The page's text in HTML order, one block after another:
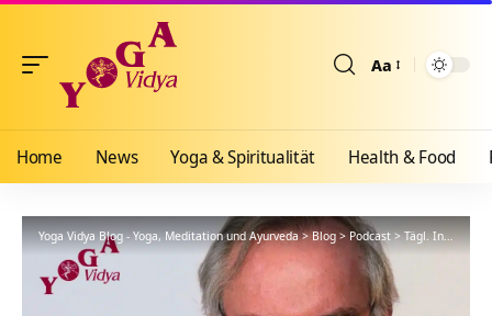
Aa
Home News Yoga & Spiritualität Health & Food
Yoga Vidya Blog - Yoga, Meditation und Ayurveda>Blog>Podcast>Tägl. Inspiration